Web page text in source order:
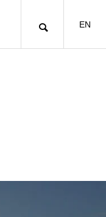
EN